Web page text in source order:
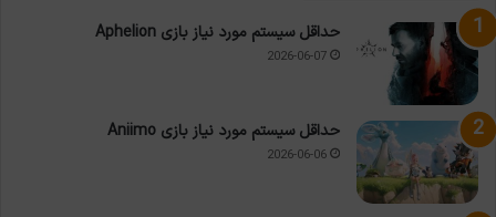
حداقل سیستم مورد نیاز بازی Aphelion
2026-06-07
حداقل سیستم مورد نیاز بازی Aniimo
2026-06-06